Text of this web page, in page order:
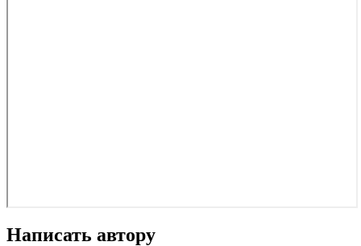
Написать автору